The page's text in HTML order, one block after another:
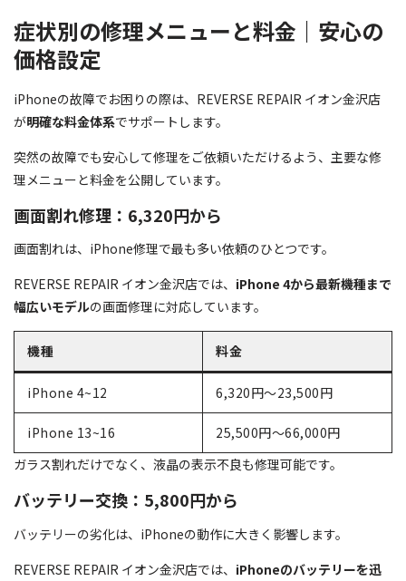
症状別の修理メニューと料金｜安心の
価格設定
iPhoneの故障でお困りの際は、REVERSE REPAIR イオン金沢店
が明確な料金体系でサポートします。
突然の故障でも安心して修理をご依頼いただけるよう、主要な修
理メニューと料金を公開しています。
画面割れ修理：6,320円から
画面割れは、iPhone修理で最も多い依頼のひとつです。
REVERSE REPAIR イオン金沢店では、 iPhone 4から最新機種まで
幅広いモデルの画面修理に対応しています。
機種 料金
iPhone 4~12 6,320円～23,500円
iPhone 13~16
25,500円～66,000円
ガラス割れだけでなく、液晶の表示不良も修理可能です。
バッテリー交換：5,800円から
バッテリーの劣化は、iPhoneの動作に大きく影響します。
REVERSE REPAIR イオン金沢店では、 iPhoneのバッテリーを迅